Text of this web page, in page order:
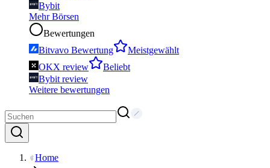
Bybit
Mehr Börsen
Bewertungen
Bitvavo Bewertung
Meistgewählt
OKX review
Beliebt
Bybit review
Weitere bewertungen
Home